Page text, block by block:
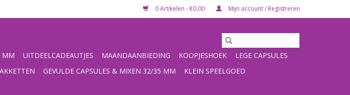
0 Artikelen - €0,00 Mijn account / Registreren
MM UITDEELCADEAUTJES MAANDAANBIEDING KOOPJESHOEK
LEGE CAPSULES
GEVULDE CAPSULES & MIXEN 32/35 MM
KLEIN SPEELGOED